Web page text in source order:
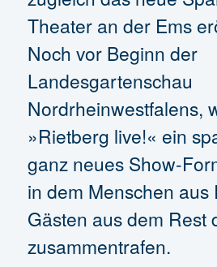
Theater an der Ems
Noch vor Beginn der
Landesgartenschau
Nordrheinwestfalens,
»Rietberg live!« ein
ganz neues Show-
in dem Menschen aus
Gästen aus dem Rest
zusammentrafen.